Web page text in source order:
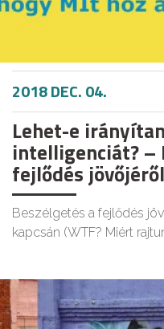
2018 DEC. 04.
Lehet-e
intelligenciát? –
fejlődés jövőjéről
Beszélgetés a fejlődés
kapcsán (WTF? Miért